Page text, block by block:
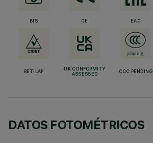
BIS CE EAC
RETILAP
UK CONFORMITY
ASSESSED
CCC PENDING
DATOS FOTOMÉTRICOS